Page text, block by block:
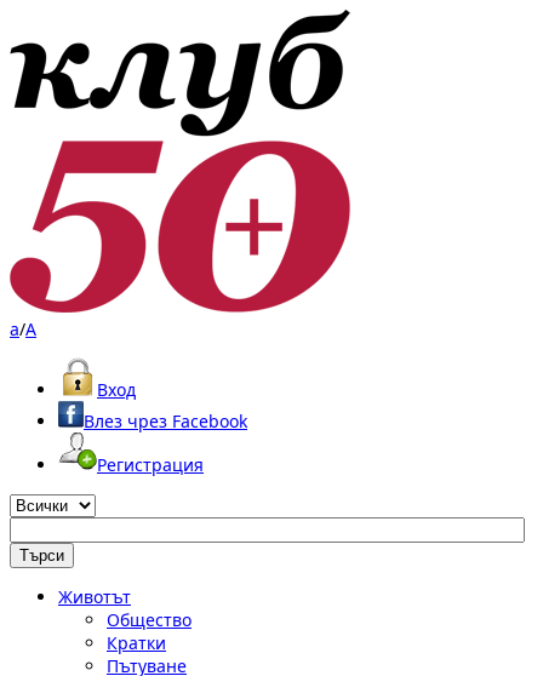
a/A
Вход
Влез чрез Facebook
Регистрация
Животът
Общество
Кратки
Пътуване